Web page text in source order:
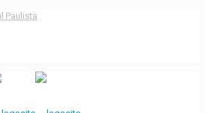
Paulista